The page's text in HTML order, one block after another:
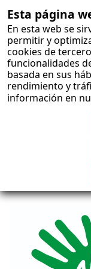
Esta página
En esta web se
permitir y
cookies de
funcionalidades
basada en sus
rendimiento y
información en
Salto al
contenido